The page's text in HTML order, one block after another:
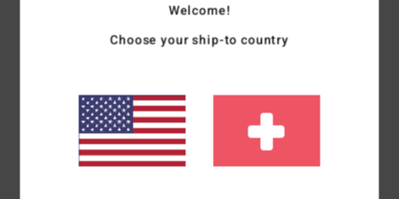
Färbung/Waschung:Stückfärbung mit Stückwaschung
Passform:Regular Fit
Rundhalsausschnitt
Welcome!
Choose your ship-to country